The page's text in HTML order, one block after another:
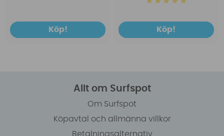
Köp! Köp!
Allt om Surfspot
Om Surfspot
Köpavtal och allmänna villkor
Betalningsalternativ